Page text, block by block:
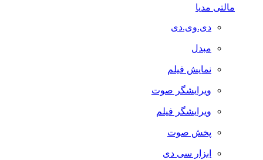
مالتی مدیا
دی.وی.دی
مبدل
نمایش فیلم
ویرایشگر صوت
ویرایشگر فیلم
پخش صوت
ابزار سی دی